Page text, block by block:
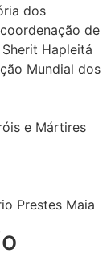
dos
de
Hapleitá
Mundial dos
e Mártires
Prestes Maia